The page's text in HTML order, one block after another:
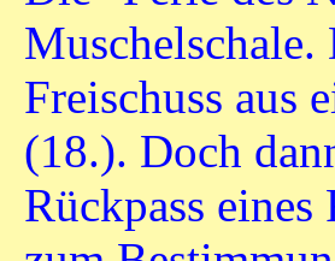
Freischuss aus
(18.). Doch
Rückpass